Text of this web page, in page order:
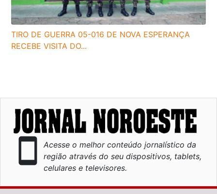
TIRO DE GUERRA 05-016 DE NOVA ESPERANÇA
RECEBE VISITA DO...
smartphone
Acesse o melhor conteúdo jornalístico da
região através do seu dispositivos, tablets,
celulares e televisores.